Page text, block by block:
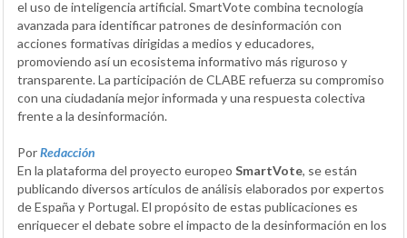
el uso de inteligencia artificial. SmartVote combina tecnología
avanzada para identificar patrones de desinformación con
acciones formativas dirigidas a medios y educadores,
promoviendo así un ecosistema informativo más riguroso y
transparente. La participación de CLABE refuerza su compromiso
con una ciudadanía mejor informada y una respuesta colectiva
frente a la desinformación.
PorRedacción
En la plataforma del proyecto europeo SmartVote, se están
publicando diversos artículos de análisis elaborados por expertos
de España y Portugal. El propósito de estas publicaciones es
enriquecer el debate sobre el impacto de la desinformación en los